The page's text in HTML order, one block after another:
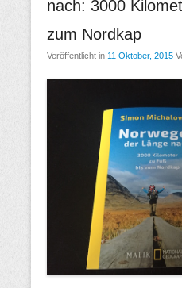
nach: 3000
zum Nordkap
Veröffentlicht in 11 Oktober, 2015